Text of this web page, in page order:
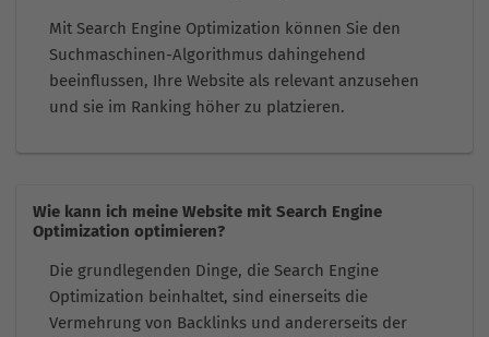
Mit Search Engine Optimization können Sie den
Suchmaschinen-Algorithmus dahingehend
beeinflussen, Ihre Website als relevant anzusehen
und sie im Ranking höher zu platzieren.
Wie kann ich meine Website mit Search Engine
Optimization optimieren?
Die grundlegenden Dinge, die Search Engine
Optimization beinhaltet, sind einerseits die
Vermehrung von Backlinks und andererseits der